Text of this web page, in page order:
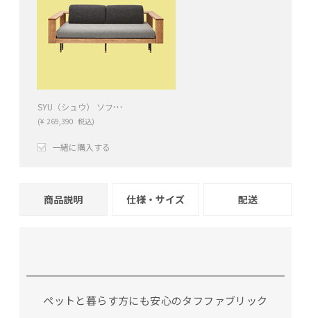
SYU（シュウ） ソファベッド（ナチュラル）190cm
(¥ 269,390 税込)
一緒に購入する
商品説明 仕様・サイズ 配送
ペットと暮らす方にも安心のタフファブリック